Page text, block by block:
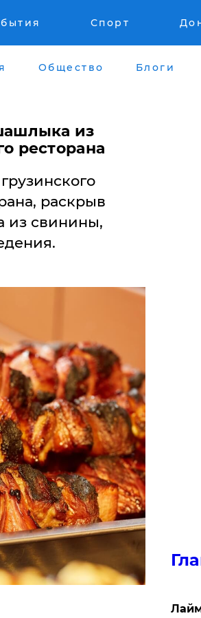
Спорт
Общество Блоги
из
ресторана
раскрыв
из свинины,